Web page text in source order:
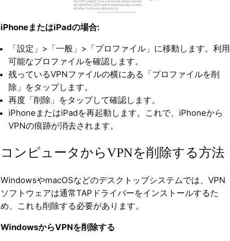
iPhoneまたはiPadの場合:
「設定」>「一般」>「プロファイル」に移動します。利用
可能なプロファイルを確認します。
残っているVPNファイルの横にある「プロファイルを削
除」をタップします。
再度「削除」をタップして確認します。
iPhoneまたはiPadを再起動します。これで、iPhoneから
VPNの痕跡が消去されます。
コンピュータからVPNを削除する方法
WindowsやmacOSなどのデスクトップシステムでは、VPN
ソフトウェアは通常TAPドライバーをインストールするた
め、これも削除する必要があります。
WindowsからVPNを削除する